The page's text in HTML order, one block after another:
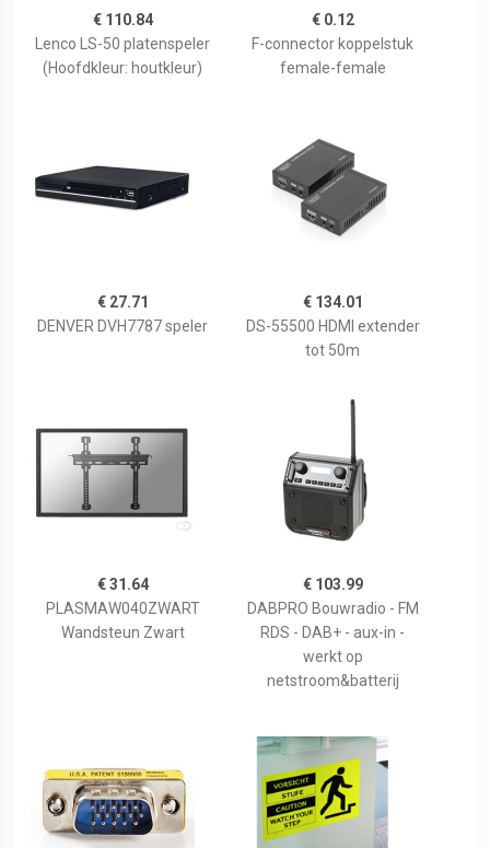
€ 110.84
Lenco LS-50 platenspeler
(Hoofdkleur: houtkleur)
€ 0.12
F-connector koppelstuk
female-female
€ 27.71
DENVER DVH7787 speler
€ 134.01
DS-55500 HDMI extender
tot 50m
€ 31.64
PLASMAW040ZWART
Wandsteun Zwart
€ 103.99
DABPRO Bouwradio - FM
RDS - DAB+ - aux-in -
werkt op
netstroom&batterij